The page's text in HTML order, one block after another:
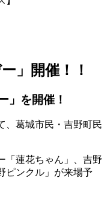
」開催！！
」を開催！
、葛城市民・吉野町民
「蓮花ちゃん」、吉野
ピンクル」が来場予